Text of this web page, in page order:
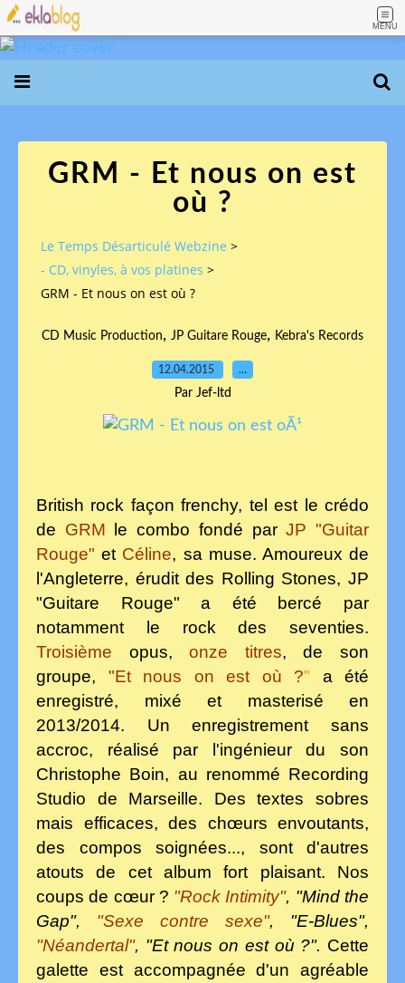
MENU
GRM - Et nous on est
où ?
Le Temps Désarticulé Webzine >
- CD, vinyles, à vos platines >
GRM - Et nous on est où ?
CD Music Production, JP Guitare Rouge, Kebra's Records
12.04.2015 …
Par Jef-ltd
British rock façon frenchy, tel est le crédo
de GRM le combo fondé par JP "Guitar
Rouge"et Céline, sa muse. Amoureux de
l'Angleterre, érudit des Rolling Stones, JP
"Guitare Rouge" a été bercé par
notamment le rock des
seventies.
Troisième opus, onze titres, de son
groupe, "Et nous on est où ?" a été
enregistré, mixé et masterisé en
2013/2014. Un enregistrement sans
accroc, réalisé par l'ingénieur du son
Christophe Boin, au renommé Recording
Studio de Marseille. Des textes sobres
mais efficaces, des chœurs envoutants,
des compos soignées..., sont d'autres
atouts de cet album fort plaisant. Nos
coups de cœur ? "Rock Intimity", "Mind the
Gap",
"Sexe contre sexe",
"E-Blues",
"Néandertal", "Et nous on est où ?". Cette
galette est accompagnée d'un agréable